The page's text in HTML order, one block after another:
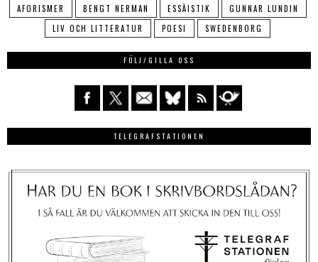
AFORISMER BENGT NERMAN ESSÄISTIK
GUNNAR LUNDIN
LIV OCH LITTERATUR
POESI SWEDENBORG
FÖLJ/GILLA OSS
TELEGRAFSTATIONEN